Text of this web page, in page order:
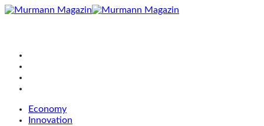
Economy
Innovation